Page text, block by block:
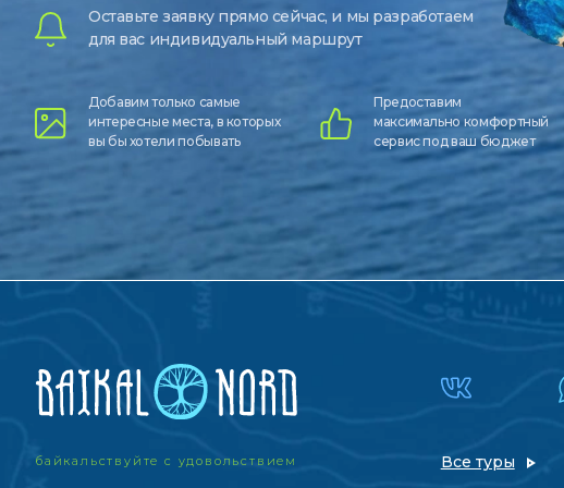
Оставьте заявку прямо сейчас, и мы разработаем
для вас индивидуальный маршрут
Добавим только самые
интересные места, в которых
вы бы хотели побывать
Предоставим
максимально комфортный
сервис под ваш бюджет
байкальствуйте с удовольствием Все туры